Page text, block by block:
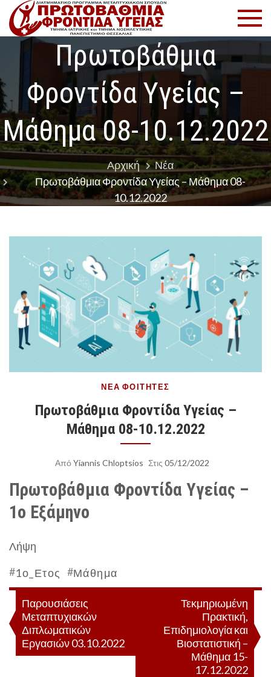
Μετάβαση
στο
περιεχόμενο
Υγείας
Πρόγραμμα
Σπουδών
Πρωτοβάθμια
Φροντίδα Υγείας –
Μάθημα 08-10.12.2022
Αρχική
Νέα
Πρωτοβάθμια Φροντίδα Υγείας – Μάθημα 08-
10.12.2022
ΝΈΑ ΦΟΙΤΗΤΈΣ
Πρωτοβάθμια Φροντίδα Υγείας –
Μάθημα 08-10.12.2022
Από Yiannis Chloptsios Στις 05/12/2022
Πρωτοβάθμια Φροντίδα Υγείας –
1ο Εξάμηνο
Λήψη
#1ο_Ετος #Μάθημα
Πλοήγηση
άρθρων
Παρουσιάσεις
Μεταπτυχιακών
Διπλωματικών
Εργασιών 03.10.2022
Τεκμηριωμένη
Πρακτική,
Επιδημιολογία και
Βιοστατιστική –
Μάθημα 15-
17.12.2022